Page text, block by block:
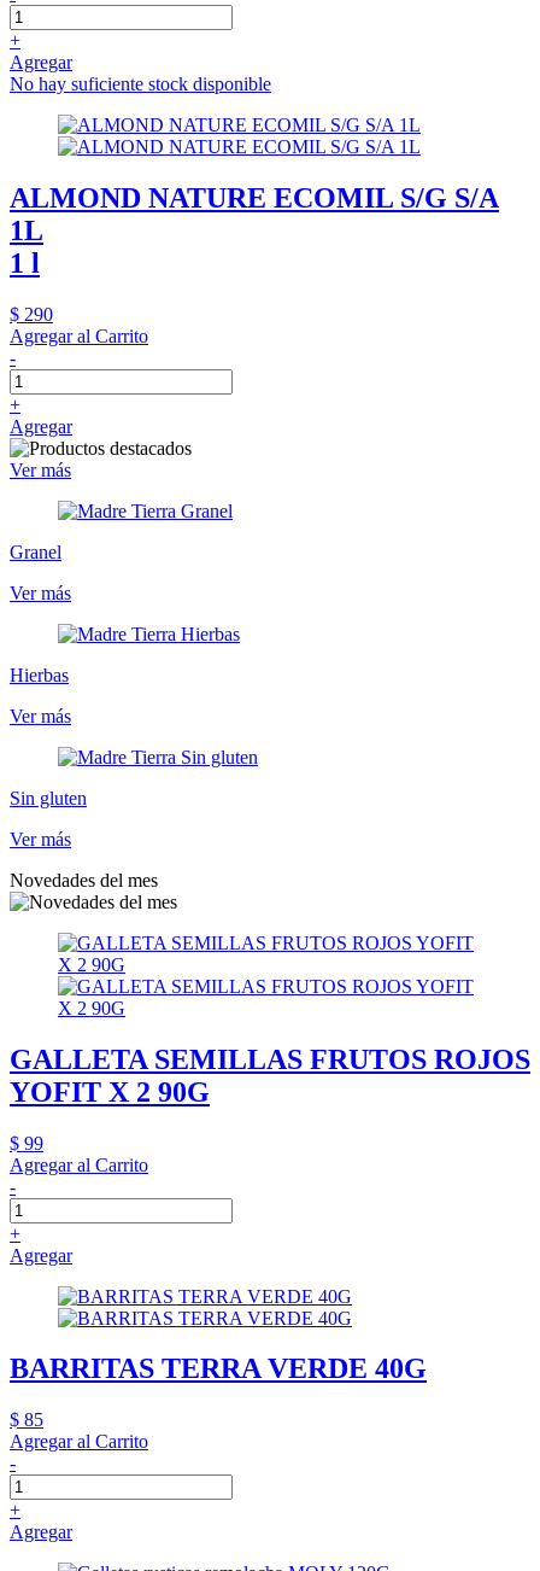
+
Agregar
No hay suficiente stock disponible
ALMOND NATURE ECOMIL S/G S/A
1L
1 l
$ 290
Agregar al Carrito
-
+
Agregar
Ver más
Granel
Ver más
Hierbas
Ver más
Sin gluten
Ver más
Novedades del mes
GALLETA SEMILLAS FRUTOS ROJOS
YOFIT X 2 90G
$ 99
Agregar al Carrito
-
+
Agregar
BARRITAS TERRA VERDE 40G
$ 85
Agregar al Carrito
-
+
Agregar